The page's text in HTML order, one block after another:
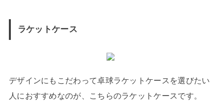
ラケットケース
デザインにもこだわって卓球ラケットケースを選びたい
人におすすめなのが、こちらのラケットケースです。